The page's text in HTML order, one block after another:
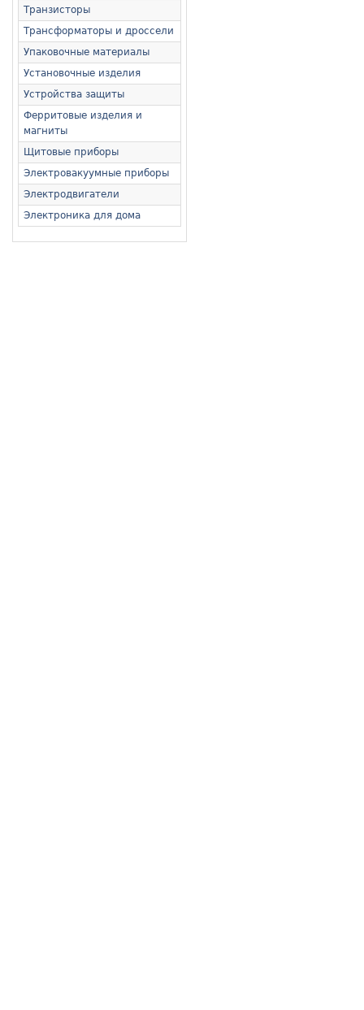
Транзисторы
Трансформаторы и дроссели
Упаковочные материалы
Установочные изделия
Устройства защиты
Ферритовые изделия и
магниты
Щитовые приборы
Электровакуумные приборы
Электродвигатели
Электроника для дома